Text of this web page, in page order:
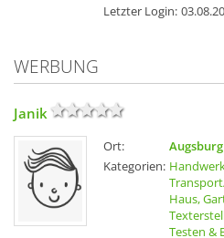
Letzter Login:
WERBUNG
Janik
Ort:
Augsburg
Kategorien:
Haus,
Testen &